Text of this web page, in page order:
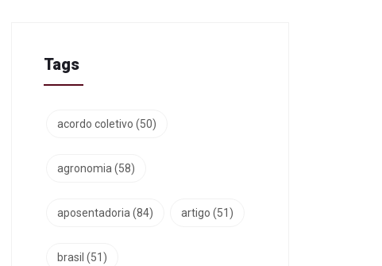
Tags
acordo coletivo (50)
agronomia (58)
aposentadoria (84) artigo (51)
brasil (51)